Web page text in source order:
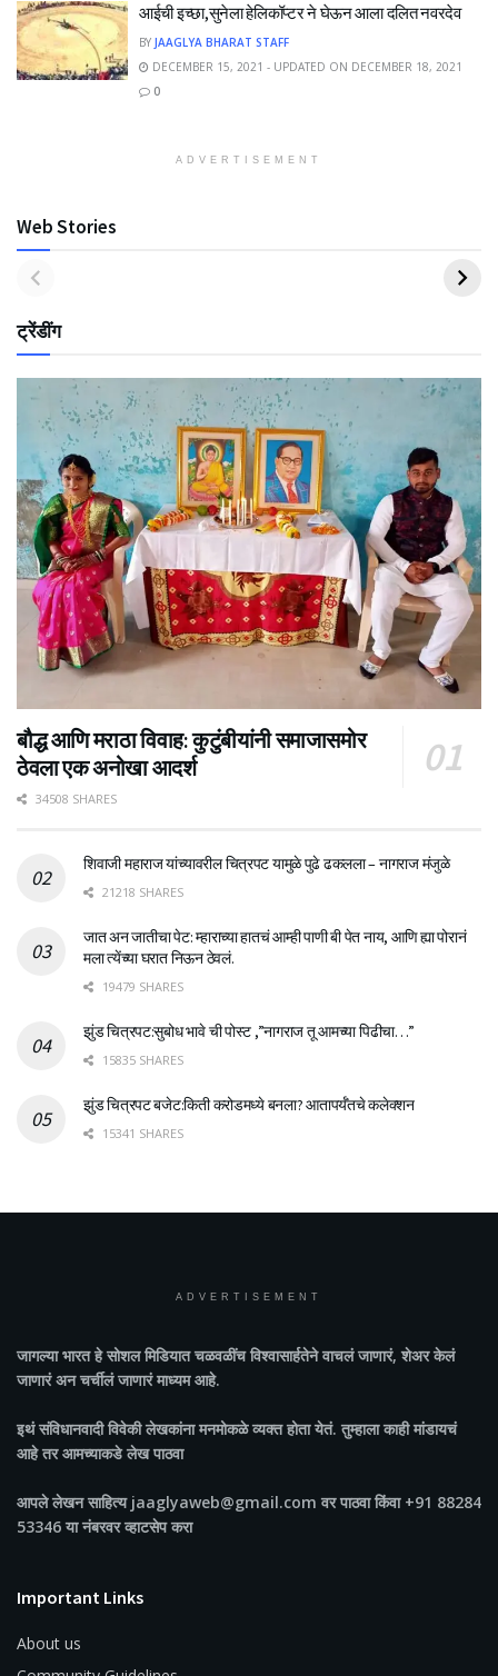
आईची इच्छा,सुनेला हेलिकॉप्टर ने घेऊन आला दलित नवरदेव
BY JAAGLYA BHARAT STAFF
DECEMBER 15, 2021 - UPDATED ON DECEMBER 18, 2021
0
ADVERTISEMENT
Web Stories
ट्रेंडींग
बौद्ध आणि मराठा विवाह: कुटुंबीयांनी समाजासमोर
ठेवला एक अनोखा आदर्श
34508 SHARES
शिवाजी महाराज यांच्यावरील चित्रपट यामुळे पुढे ढकलला – नागराज मंजुळे
21218 SHARES
जात अन जातीचा पेट: म्हाराच्या हातचं आम्ही पाणी बी पेत नाय, आणि ह्या पोरानं
मला त्येंच्या घरात निऊन ठेवलं.
19479 SHARES
झुंड चित्रपट:सुबोध भावे ची पोस्ट ,”नागराज तू आमच्या पिढीचा…”
15835 SHARES
झुंड चित्रपट बजेट:किती करोडमध्ये बनला? आतापर्यँतचे कलेक्शन
15341 SHARES
ADVERTISEMENT
जागल्या भारतहे सोशल मिडियात चळवळींच विश्वासार्हतेने वाचलं जाणारं, शेअर केलं
जाणारं अन चर्चीलं जाणारं माध्यम आहे.
इथं संविधानवादी विवेकी लेखकांना मनमोकळे व्यक्त होता येतं. तुम्हाला काही मांडायचं
आहे तर आमच्याकडे लेख पाठवा
आपले लेखन साहित्य jaaglyaweb@gmail.com वर पाठवा किंवा +91 88284
53346 या नंबरवर व्हाटसेप करा
Important Links
About us